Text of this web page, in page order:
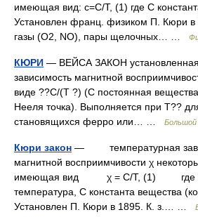
имеющая вид: c=С/Т, (1) где С
Установлен франц. физиком П. Кюри в
газы (O2, NO), пары щелочных… …
КЮРИ — ВЕЙСА ЗАКОН
зависимость магнитной
виде ??С/(Т ?) (С постоянная
Нееля точка). Выполняется при Т??
становящихся ферро или… …
Большой
Кюри закон — температурная
магнитной восприимчивости χ
имеющая вид χ = С/Т, (1) где Т
температура, С константа вещества
Установлен П. Кюри в 1895. К. з.… …